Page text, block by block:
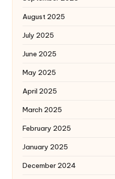
August 2025
July 2025
June 2025
May 2025
April 2025
March 2025
February 2025
January 2025
December 2024